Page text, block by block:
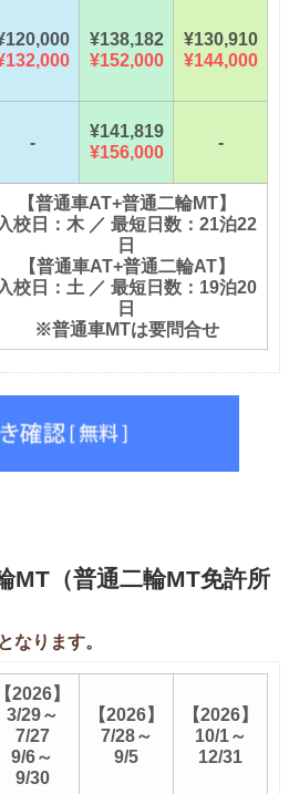
¥138,182
¥152,000
¥130,910
¥144,000
-
¥141,819
¥156,000
-
【普通車AT+普通二輪MT】
入校日：木 ／ 最短日数：21泊22
日
【普通車AT+普通二輪AT】
入校日：土 ／ 最短日数：19泊20
日
※普通車MTは要問合せ
MT（普通二輪MT免許所
となります。
【2026】
3/29～
7/27
9/6～
9/30
【2026】
7/28～
9/5
【2026】
10/1～
12/31